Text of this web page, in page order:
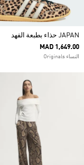
JAPAN حذاء بطبعة الفهد
MAD 1,649.00
النساء Originals